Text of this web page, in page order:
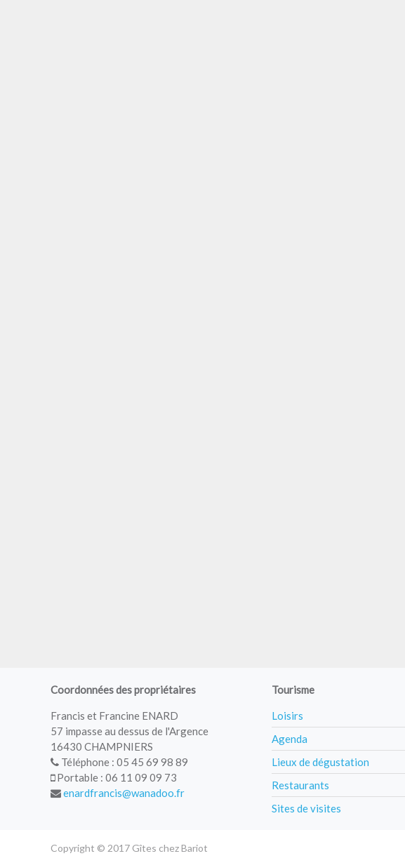
Coordonnées des propriétaires
Francis et Francine ENARD
57 impasse au dessus de l'Argence
16430 CHAMPNIERS
Téléphone : 05 45 69 98 89
Portable : 06 11 09 09 73
enardfrancis@wanadoo.fr
Tourisme
Loisirs
Agenda
Lieux de dégustation
Restaurants
Sites de visites
Copyright © 2017 Gîtes chez Bariot